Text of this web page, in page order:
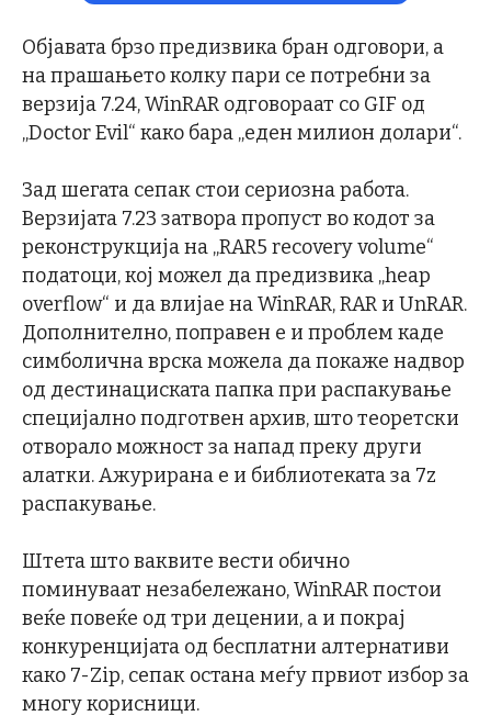
Објавата брзо предизвика бран одговори, а
на прашањето колку пари се потребни за
верзија 7.24, WinRAR одговораат со GIF од
„Doctor Evil“ како бара „еден милион долари“.
Зад шегата сепак стои сериозна работа.
Верзијата 7.23 затвора пропуст во кодот за
реконструкција на „RAR5 recovery volume“
податоци, кој можел да предизвика „heap
overflow“ и да влијае на WinRAR, RAR и UnRAR.
Дополнително, поправен е и проблем каде
симболична врска можела да покаже надвор
од дестинациската папка при распакување
специјално подготвен архив, што теоретски
отворало можност за напад преку други
алатки. Ажурирана е и библиотеката за 7z
распакување.
Штета што ваквите вести обично
поминуваат незабележано, WinRAR постои
веќе повеќе од три децении, а и покрај
конкуренцијата од бесплатни алтернативи
како 7-Zip, сепак остана меѓу првиот избор за
многу корисници.